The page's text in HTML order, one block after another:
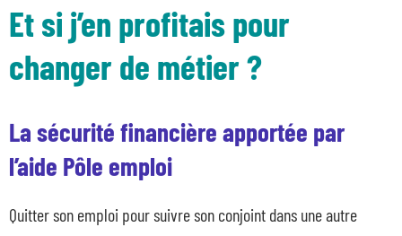
Et si j’en profitais pour
changer de métier ?
La sécurité financière apportée par
l’aide Pôle emploi
Quitter son emploi pour suivre son conjoint dans une autre